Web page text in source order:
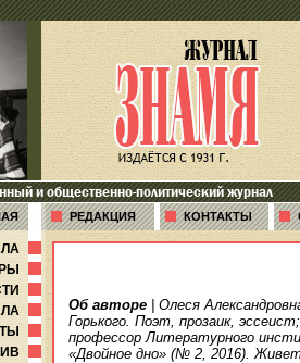
и общественно-политический журнал
РЕДАКЦИЯ КОНТАКТЫ
Об авторе | Олеся
Горького. Поэт, прозаик,
профессор Литературного
«Двойное дно» (№ 2, 2016). Живет